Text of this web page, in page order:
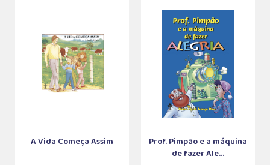
A Vida Começa Assim
Prof. Pimpão e a máquina
de fazer Ale...